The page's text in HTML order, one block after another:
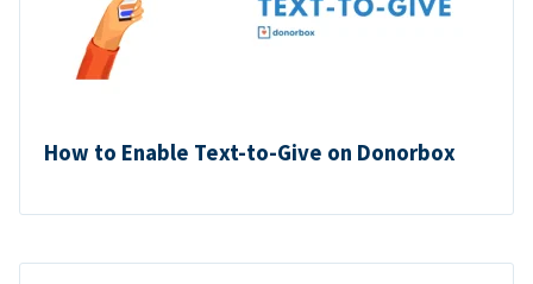
How to Enable Text-to-Give on Donorbox